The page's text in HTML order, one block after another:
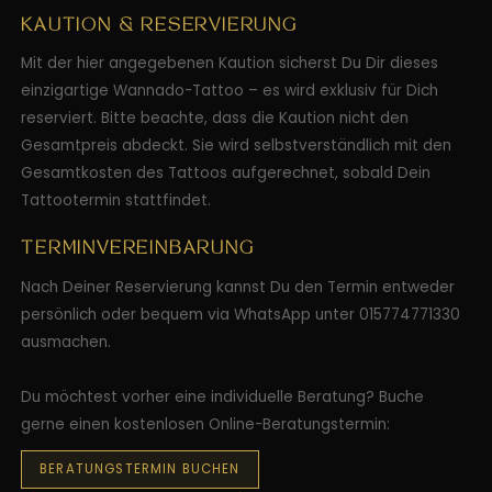
KAUTION & RESERVIERUNG
Mit der hier angegebenen Kaution sicherst Du Dir dieses
einzigartige Wannado-Tattoo – es wird exklusiv für Dich
reserviert. Bitte beachte, dass die Kaution nicht den
Gesamtpreis abdeckt. Sie wird selbstverständlich mit den
Gesamtkosten des Tattoos aufgerechnet, sobald Dein
Tattootermin stattfindet.
TERMINVEREINBARUNG
Nach Deiner Reservierung kannst Du den Termin entweder
persönlich oder bequem via WhatsApp unter 015774771330
ausmachen.
Du möchtest vorher eine individuelle Beratung? Buche
gerne einen kostenlosen Online-Beratungstermin:
BERATUNGSTERMIN BUCHEN